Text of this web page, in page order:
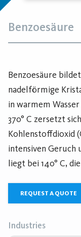
Benzoesäure
Benzoesäure
nadelförmige
in warmem
370° C zersetzt
Kohlenstoffdioxid
intensiven Geruch
liegt bei 140° C,
REQUEST A QUOTE
Industries